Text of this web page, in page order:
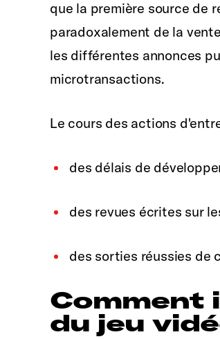
que la première source de
paradoxalement de la
les différentes annonces
microtransactions.
Le cours des actions
des délais de
des revues écrites sur
des sorties réussies de
Comment
du jeu